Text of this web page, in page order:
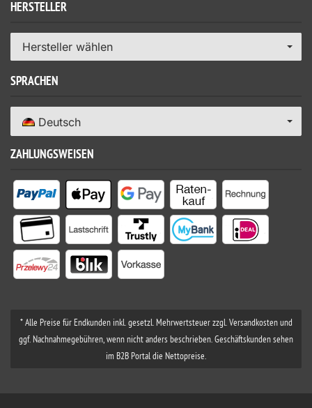
HERSTELLER
Hersteller wählen
SPRACHEN
Deutsch
ZAHLUNGSWEISEN
* Alle Preise für Endkunden inkl. gesetzl. Mehrwertsteuer zzgl. Versandkosten und
ggf. Nachnahmegebühren, wenn nicht anders beschrieben. Geschäftskunden sehen
im B2B Portal die Nettopreise.